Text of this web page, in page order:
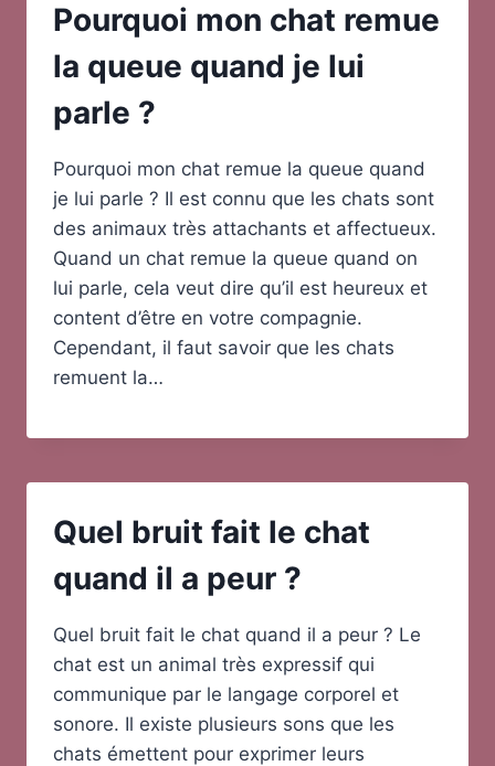
Pourquoi mon chat remue
la queue quand je lui
parle ?
Pourquoi mon chat remue la queue quand
je lui parle ? Il est connu que les chats sont
des animaux très attachants et affectueux.
Quand un chat remue la queue quand on
lui parle, cela veut dire qu’il est heureux et
content d’être en votre compagnie.
Cependant, il faut savoir que les chats
remuent la…
Quel bruit fait le chat
quand il a peur ?
Quel bruit fait le chat quand il a peur ? Le
chat est un animal très expressif qui
communique par le langage corporel et
sonore. Il existe plusieurs sons que les
chats émettent pour exprimer leurs